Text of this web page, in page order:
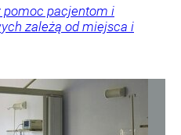
pomoc pacjentom i
zależą od miejsca i